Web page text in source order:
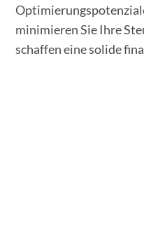
minimieren Sie Ihre
schaffen eine solide